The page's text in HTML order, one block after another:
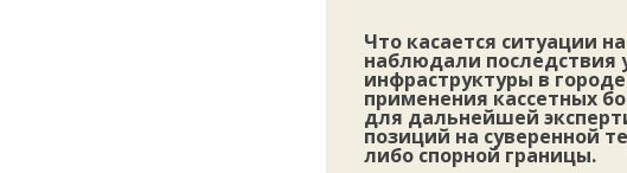
Что касается ситуации
наблюдали последствия
инфраструктуры в
применения кассетных
для дальнейшей
позиций на суверенной
либо спорной границы.